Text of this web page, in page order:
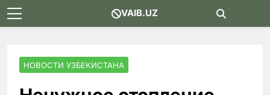
Skip
to
VAIB.UZ
НОВОСТИ УЗБЕКИСТАНА